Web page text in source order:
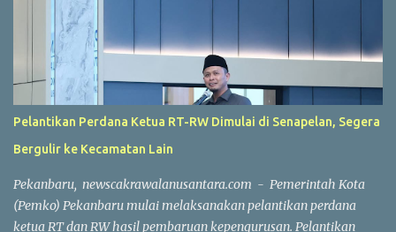
permanen yang berdiri di lokasi," kata Walikota Pekanbaru Agung
Nugroho di Aula Gedung Utama Kompleks Perkantoran Tenayan
Raya, Jumat (24/7/2026). Langkah penertiban dilakukan setelah
pemko menerima berbagai laporan warga terkait kondisi
kawasan tersebut. Selain memiliki riwayat tindak kriminal,
seperti aksi begal, kawasan itu juga kerap dikeluhkan karena
diduga menjadi lokasi aktivitas yang meresahkan warga.
"Penertiban ini bukan untuk menggusur pedagang atau melarang
permanen yang ada di kawasan tersebut. Pedagang t...
Pelantikan Perdana Ketua RT-RW Dimulai di Senapelan, Segera
Bergulir ke Kecamatan Lain
Pekanbaru, newscakrawalanusantara.com - Pemerintah Kota
(Pemko) Pekanbaru mulai melaksanakan pelantikan perdana
ketua RT dan RW hasil pembaruan kepengurusan. Pelantikan